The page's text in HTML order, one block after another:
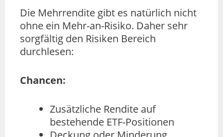
Die Mehrrendite gibt es natürlich nicht
ohne ein Mehr-an-Risiko. Daher sehr
sorgfältig den Risiken Bereich
durchlesen:
Chancen:
Zusätzliche Rendite auf
bestehende ETF-Positionen